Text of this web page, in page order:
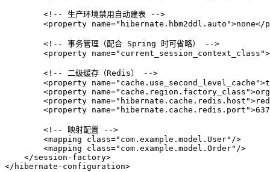
<!-- 生产环境禁用自动建表 -->
<property name="hibernate.hbm2ddl.auto">none</
<!-- 事务管理（配合 Spring 时可省略） -->
<property name="current_session_context_class">
<!-- 二级缓存（Redis） -->
<property name="cache.use_second_level_cache">
<property name="cache.region.factory_class">
<property name="hibernate.cache.redis.host">
<property name="hibernate.cache.redis.port">
<!-- 映射配置 -->
<mapping class="com.example.model.User" />
<mapping class="com.example.model.Order" />
</session-factory>
</ hibernate-configuration>